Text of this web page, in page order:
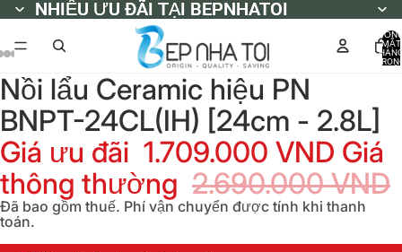
NHIỀU ƯU ĐÃI TẠI BEPNHATOI
NHIỀU ƯU ĐÃI TẠI BEPNHATOI
MẶT
Nồi lẩu Ceramic hiệu PN
BNPT-24CL(IH) [24cm - 2.8L]
Giá ưu đãi 1.709.000 VND Giá
thông thường 2.690.000 VND
Đã bao gồm thuế. Phí vận chuyển được tính khi thanh
toán.